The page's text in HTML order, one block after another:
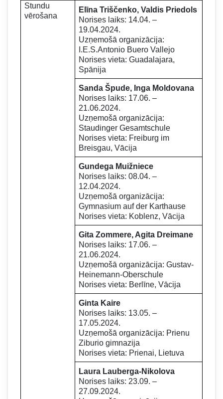
Stundu
vērošana
Elīna Triščenko, Valdis Priedols
Norises laiks: 14.04. –
19.04.2024.
Uzņemošā organizācija:
I.E.S.Antonio Buero Vallejo
Norises vieta: Guadalajara,
Spānija
Sanda Špude, Inga Moldovana
Norises laiks: 17.06. –
21.06.2024.
Uzņemošā organizācija:
Staudinger Gesamtschule
Norises vieta: Freiburg im
Breisgau, Vācija
Gundega Muižniece
Norises laiks: 08.04. –
12.04.2024.
Uzņemošā organizācija:
Gymnasium auf der Karthause
Norises vieta: Koblenz, Vācija
Gita Zommere, Agita Dreimane
Norises laiks: 17.06. –
21.06.2024.
Uzņemošā organizācija: Gustav-
Heinemann-Oberschule
Norises vieta: Berlīne, Vācija
Ginta Kaire
Norises laiks: 13.05. –
17.05.2024.
Uzņemošā organizācija: Prienu
Ziburio gimnazija
Norises vieta: Prienai, Lietuva
Laura Lauberga-Nikolova
Norises laiks: 23.09. –
27.09.2024.